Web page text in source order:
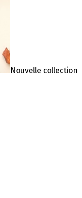
Nouvelle collection